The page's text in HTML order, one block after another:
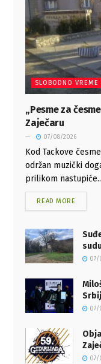
SLOBODNO VREME
„Pesme za
Zaječaru
07/08/2026
Kod Tackove
održan muzički
prilikom
READ MORE
07/
07/
07/